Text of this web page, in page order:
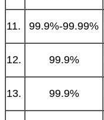
11. 99.9%-99.99%
12. 99.9%
13. 99.9%